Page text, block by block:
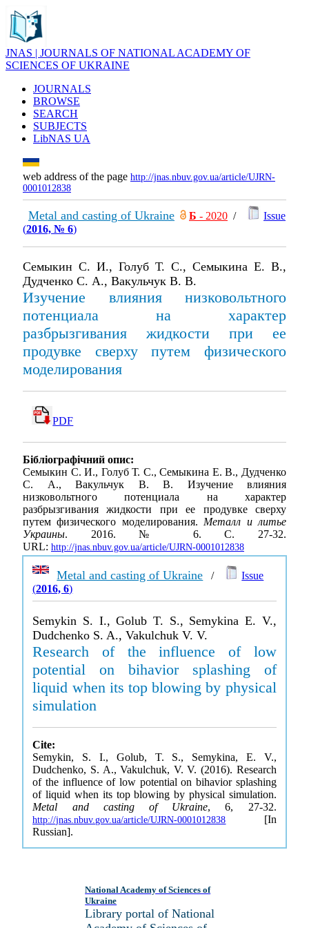
JNAS | JOURNALS OF NATIONAL ACADEMY OF
SCIENCES OF UKRAINE
JOURNALS
BROWSE
SEARCH
SUBJECTS
LibNAS UA
web address of the page http://jnas.nbuv.gov.ua/article/UJRN-
0001012838
Metal and casting of Ukraine Б - 2020 /
Issue
(2016, № 6)
Семыкин С. И., Голуб Т. С., Семыкина Е. В.,
Дудченко С. А., Вакульчук В. В.
Изучение влияния низковольтного
потенциала на характер
разбрызгивания жидкости при ее
продувке сверху путем физического
моделирования
PDF
Бібліографічний опис:
Семыкин С. И., Голуб Т. С., Семыкина Е. В., Дудченко
С. А., Вакульчук В. В. Изучение влияния
низковольтного потенциала на характер
разбрызгивания жидкости при ее продувке сверху
путем физического моделирования.Металл и литье
Украины. 2016. № 6. С. 27-32.
URL: http://jnas.nbuv.gov.ua/article/UJRN-0001012838
Metal and casting of Ukraine /
Issue
(2016, 6)
Semykin S. I., Golub T. S., Semykina E. V.,
Dudchenko S. A., Vakulchuk V. V.
Research of the influence of low
potential on bihavior splashing of
liquid when its top blowing by physical
simulation
Cite:
Semykin, S. I., Golub, T. S., Semykina, E. V.,
Dudchenko, S. A., Vakulchuk, V. V. (2016). Research
of the influence of low potential on bihavior splashing
of liquid when its top blowing by physical simulation.
Metal and casting of Ukraine, 6, 27-32.
http://jnas.nbuv.gov.ua/article/UJRN-0001012838 [In
Russian].
National Academy of Sciences of
Ukraine
Library portal of National